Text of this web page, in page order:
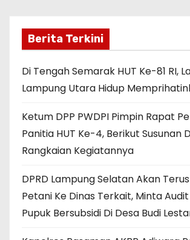
Berita Terkini
Di Tengah Semarak HUT Ke-81 RI,
Lampung Utara Hidup
Ketum DPP PWDPI Pimpin Rapat
Panitia HUT Ke-4, Berikut Susunan
Rangkaian Kegiatannya
DPRD Lampung Selatan Akan
Petani Ke Dinas Terkait, Minta
Pupuk Bersubsidi Di Desa Budi